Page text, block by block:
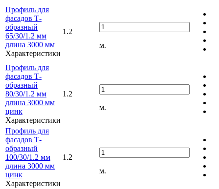
Профиль для
фасадов Т-
образный
65/30/1.2 мм
длина 3000 мм
Характеристики
1.2
м.
Профиль для
фасадов Т-
образный
80/30/1.2 мм
длина 3000 мм
цинк
Характеристики
1.2
м.
Профиль для
фасадов Т-
образный
100/30/1.2 мм
длина 3000 мм
цинк
Характеристики
1.2
м.